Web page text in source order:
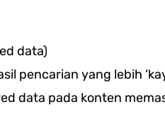
data)
pencarian yang lebih
data pada konten